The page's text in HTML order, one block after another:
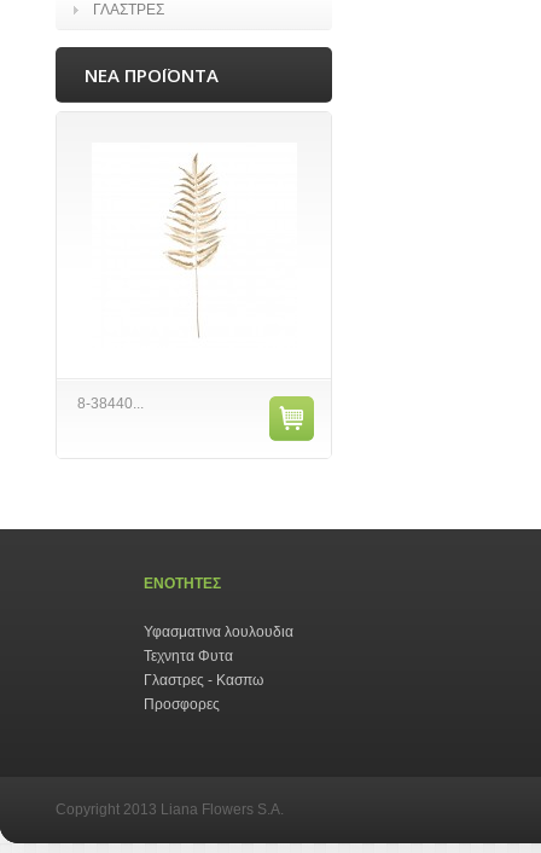
ΓΛΑΣΤΡΕΣ
ΝΕΑ ΠΡΟΪΟΝΤΑ
8-38440...
ΕΝΟΤΗΤΕΣ
Υφασματινα λουλουδια
Τεχνητα Φυτα
Γλαστρες - Κασπω
Προσφορες
Copyright 2013 Liana Flowers S.A.